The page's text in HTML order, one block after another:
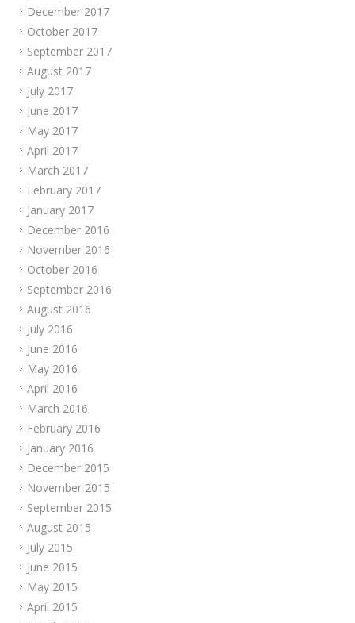
December 2017
October 2017
September 2017
August 2017
July 2017
June 2017
May 2017
April 2017
March 2017
February 2017
January 2017
December 2016
November 2016
October 2016
September 2016
August 2016
July 2016
June 2016
May 2016
April 2016
March 2016
February 2016
January 2016
December 2015
November 2015
September 2015
August 2015
July 2015
June 2015
May 2015
April 2015